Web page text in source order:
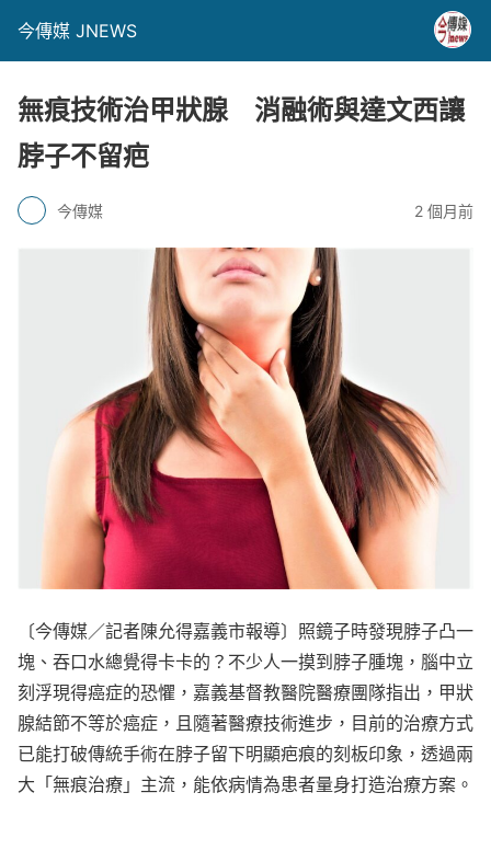
今傳媒 JNEWS
無痕技術治甲狀腺 消融術與達文西讓
脖子不留疤
今傳媒 2 個月前
〔今傳媒／記者陳允得嘉義市報導〕照鏡子時發現脖子凸一
塊、吞口水總覺得卡卡的？不少人一摸到脖子腫塊，腦中立
刻浮現得癌症的恐懼，嘉義基督教醫院醫療團隊指出，甲狀
腺結節不等於癌症，且隨著醫療技術進步，目前的治療方式
已能打破傳統手術在脖子留下明顯疤痕的刻板印象，透過兩
大「無痕治療」主流，能依病情為患者量身打造治療方案。